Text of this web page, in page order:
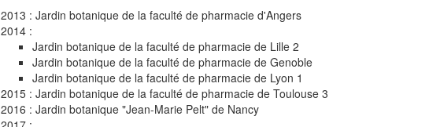
2013 : Jardin botanique de la faculté de pharmacie d'Angers
2014 :
Jardin botanique de la faculté de pharmacie de Lille 2
Jardin botanique de la faculté de pharmacie de Genoble
Jardin botanique de la faculté de pharmacie de Lyon 1
2015 : Jardin botanique de la faculté de pharmacie de Toulouse 3
2016 : Jardin botanique "Jean-Marie Pelt" de Nancy